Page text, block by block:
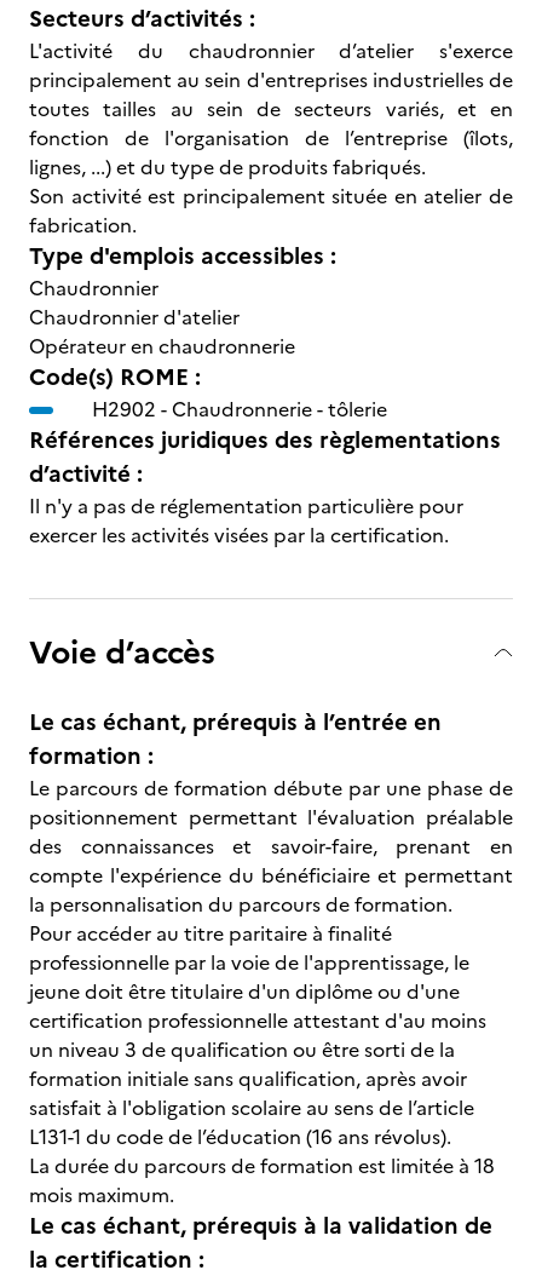
Secteurs d’activités :
L'activité du chaudronnier d’atelier s'exerce
principalement au sein d'entreprises industrielles de
toutes tailles au sein de secteurs variés, et en
fonction de l'organisation de l’entreprise (îlots,
lignes, ...) et du type de produits fabriqués.
Son activité est principalement située en atelier de
fabrication.
Type d'emplois accessibles :
Chaudronnier
Chaudronnier d'atelier
Opérateur en chaudronnerie
Code(s) ROME :
H2902 -Chaudronnerie - tôlerie
Références juridiques des règlementations
d’activité :
Il n'y a pas de réglementation particulière pour
exercer les activités visées par la certification.
Voie d’accès
Le cas échant, prérequis à l’entrée en
formation :
Le parcours de formation débute par une phase de
positionnement permettant l'évaluation préalable
des connaissances et savoir-faire, prenant en
compte l'expérience du bénéficiaire et permettant
la personnalisation du parcours de formation.
Pour accéder au titre paritaire à finalité
professionnelle par la voie de l'apprentissage, le
jeune doit être titulaire d'un diplôme ou d'une
certification professionnelle attestant d'au moins
un niveau 3 de qualification ou être sorti de la
formation initiale sans qualification, après avoir
satisfait à l'obligation scolaire au sens de l’article
L131-1 du code de l’éducation (16 ans révolus).
La durée du parcours de formation est limitée à 18
mois maximum.
Le cas échant, prérequis à la validation de
la certification :